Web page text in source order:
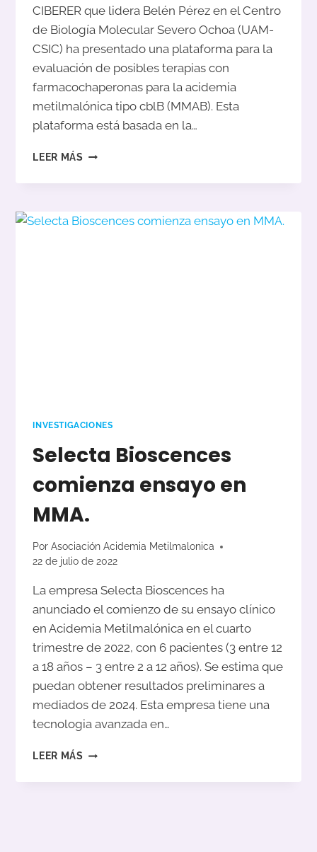
CIBERER que lidera Belén Pérez en el Centro
de Biología Molecular Severo Ochoa (UAM-
CSIC) ha presentado una plataforma para la
evaluación de posibles terapias con
farmacochaperonas para la acidemia
metilmalónica tipo cblB (MMAB). Esta
plataforma está basada en la…
LEER MÁS NUEVOS
EN
CBLB
INVESTIGACIONES
Selecta Bioscences
comienza ensayo en
MMA.
Por Asociación Acidemia Metilmalonica
22 de julio de 2022
La empresa Selecta Bioscences ha
anunciado el comienzo de su ensayo clínico
en Acidemia Metilmalónica en el cuarto
trimestre de 2022, con 6 pacientes (3 entre 12
a 18 años – 3 entre 2 a 12 años). Se estima que
puedan obtener resultados preliminares a
mediados de 2024. Esta empresa tiene una
tecnologia avanzada en…
LEER MÁS SELECTA
COMIENZA